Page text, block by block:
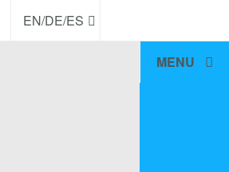
EN/DE/ES
MENU